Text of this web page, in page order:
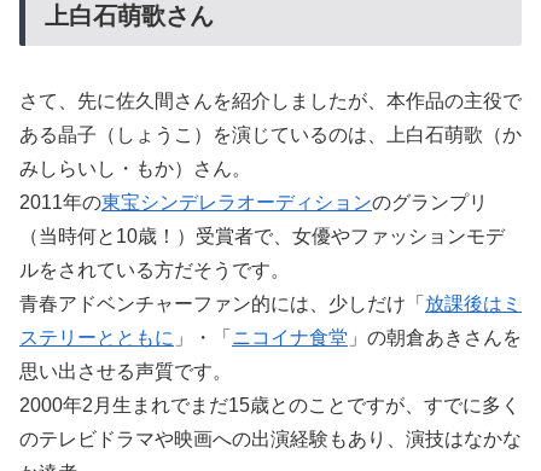
上白石萌歌さん
さて、先に佐久間さんを紹介しましたが、本作品の主役で
ある晶子（しょうこ）を演じているのは、上白石萌歌（か
みしらいし・もか）さん。
2011年の東宝シンデレラオーディションのグランプリ
（当時何と10歳！）受賞者で、女優やファッションモデ
ルをされている方だそうです。
青春アドベンチャーファン的には、少しだけ「 放課後はミ
ステリーとともに 」・「 ニコイナ食堂 」の朝倉あきさんを
思い出させる声質です。
2000年2月生まれでまだ15歳とのことですが、すでに多く
のテレビドラマや映画への出演経験もあり、演技はなかな